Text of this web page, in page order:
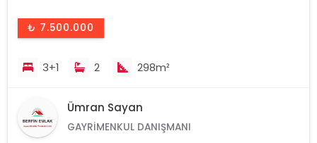
₺ 7.500.000
3+1 2 298m²
Ümran Sayan
GAYRIMENKUL DANIŞMANI